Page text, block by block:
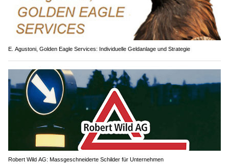
E. Agustoni, Golden Eagle Services: Individuelle Geldanlage und Strategie
Robert Wild AG: Massgeschneiderte Schilder für Unternehmen